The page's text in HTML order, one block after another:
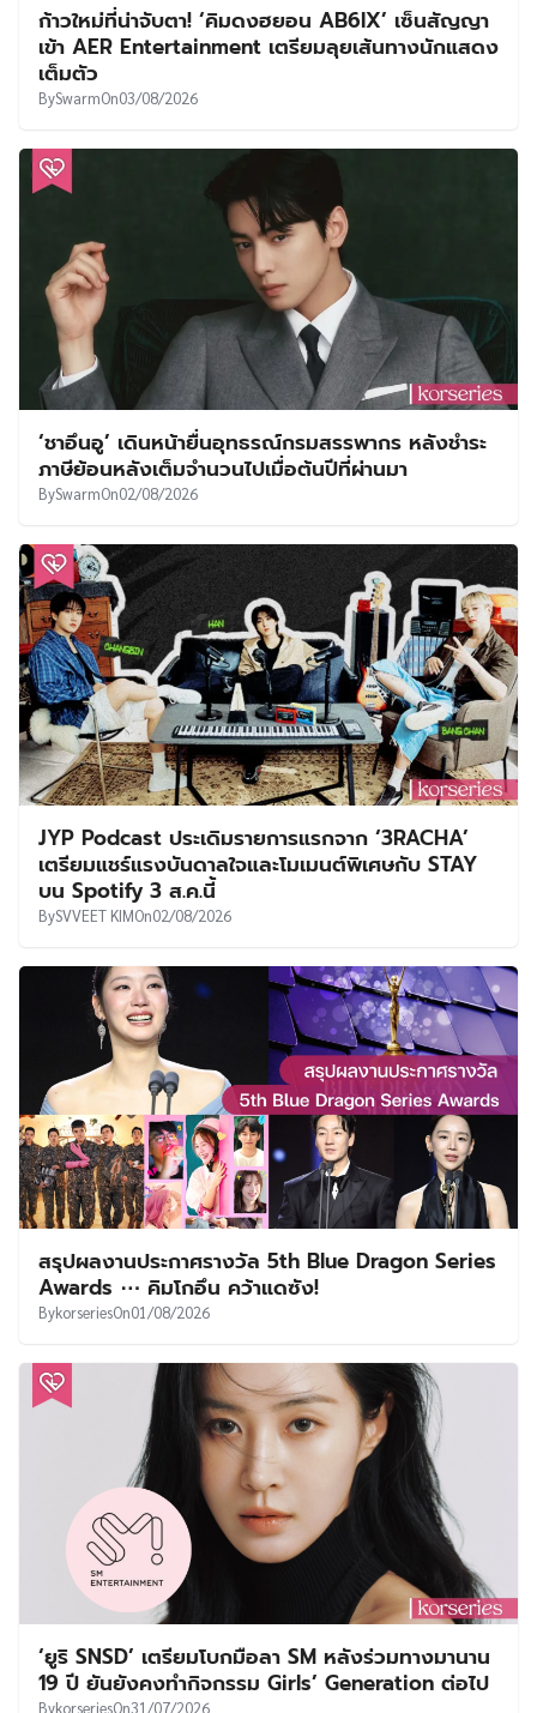
ก้าวใหม่ที่น่าจับตา! ‘คิมดงฮยอน AB6IX’ เซ็นสัญญา
เข้า AER Entertainment เตรียมลุยเส้นทางนักแสดง
เต็มตัว
BySwarmOn03/08/2026
‘ชาอึนอู’ เดินหน้ายื่นอุทธรณ์กรมสรรพากร หลังชำระ
ภาษีย้อนหลังเต็มจำนวนไปเมื่อต้นปีที่ผ่านมา
BySwarmOn02/08/2026
JYP Podcast ประเดิมรายการแรกจาก ‘3RACHA’
เตรียมแชร์แรงบันดาลใจและโมเมนต์พิเศษกับ STAY
บน Spotify 3 ส.ค.นี้
BySVVEET KIMOn02/08/2026
สรุปผลงานประกาศรางวัล 5th Blue Dragon Series
Awards ⋯ คิมโกอึน คว้าแดซัง!
BykorseriesOn01/08/2026
‘ยูริ SNSD’ เตรียมโบกมือลา SM หลังร่วมทางมานาน
19 ปี ยันยังคงทำกิจกรรม Girls’ Generation ต่อไป
BykorseriesOn31/07/2026